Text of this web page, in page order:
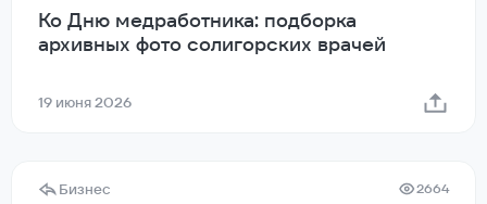
Ко Дню медработника: подборка
архивных фото солигорских врачей
19 июня 2026
Бизнес 2664